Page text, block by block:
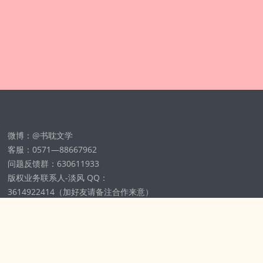
微博：@书耽文学
客服：0571—88667962
问题反馈群：630611933
版权业务联系人-淡风 QQ：
3614922414（加好友请备注合作来意）